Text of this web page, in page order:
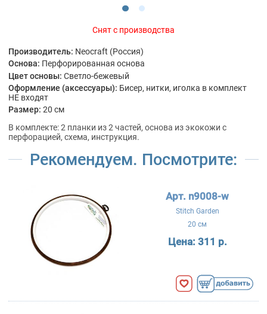
Снят с производства
Производитель: Neocraft (Россия)
Основа: Перфорированная основа
Цвет основы: Светло-бежевый
Оформление (аксессуары): Бисер, нитки, иголка в комплект
НЕ входят
Размер: 20 см
В комплекте: 2 планки из 2 частей, основа из экокожи с
перфорацией, схема, инструкция.
Рекомендуем. Посмотрите:
Арт. n9008-w
Stitch Garden
20 см
Цена: 311 р.